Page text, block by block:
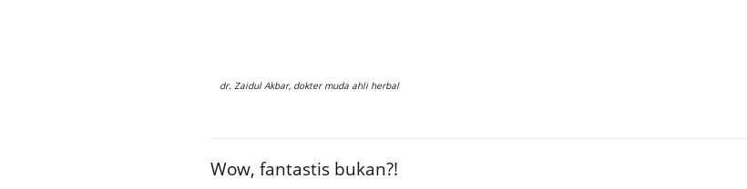
dr. Zaidul Akbar, dokter muda ahli herbal
Wow, fantastis bukan?!